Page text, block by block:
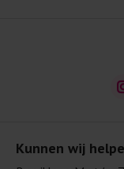
Kunnen wij